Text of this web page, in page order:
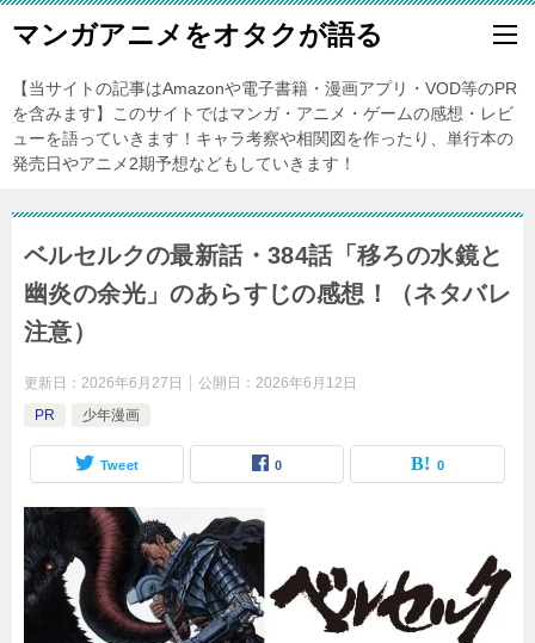
マンガアニメをオタクが語る
【当サイトの記事はAmazonや電子書籍・漫画アプリ・VOD等のPR
を含みます】このサイトではマンガ・アニメ・ゲームの感想・レビ
ューを語っていきます！キャラ考察や相関図を作ったり、単行本の
発売日やアニメ2期予想などもしていきます！
ベルセルクの最新話・384話「移ろの水鏡と
幽炎の余光」のあらすじの感想！（ネタバレ
注意）
更新日： 2026年6月27日 公開日： 2026年6月12日
PR
少年漫画
Tweet 0 0